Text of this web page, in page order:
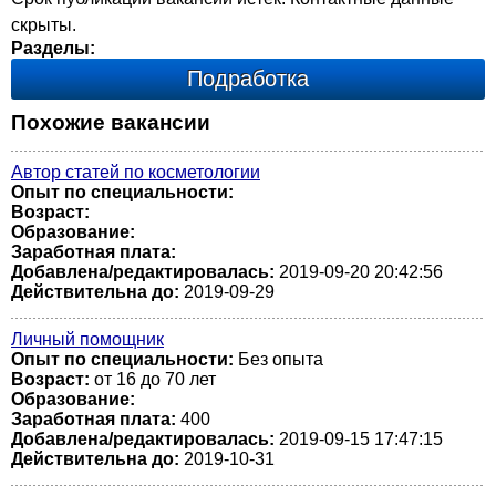
скрыты.
Разделы:
Подработка
Похожие вакансии
Автор статей по косметологии
Опыт по специальности:
Возраст:
Образование:
Заработная плата:
Добавлена/редактировалась: 2019-09-20 20:42:56
Действительна до: 2019-09-29
Личный помощник
Опыт по специальности: Без опыта
Возраст: от 16 до 70 лет
Образование:
Заработная плата: 400
Добавлена/редактировалась: 2019-09-15 17:47:15
Действительна до: 2019-10-31